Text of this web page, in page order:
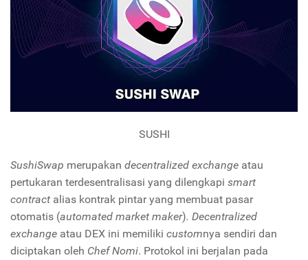
SUSHI
SushiSwap merupakan decentralized exchange atau
pertukaran terdesentralisasi yang dilengkapi smart
contract alias kontrak pintar yang membuat pasar
otomatis (automated market maker). Decentralized
exchange atau DEX ini memiliki customnya sendiri dan
diciptakan oleh Chef Nomi. Protokol ini berjalan pada